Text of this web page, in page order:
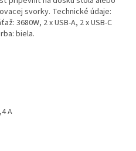
svorky. Technické údaje:
3680W, 2 x USB-A, 2 x USB-C
biela.
A